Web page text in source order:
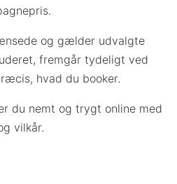
og gælder udvalgte
fremgår tydeligt ved
hvad du booker.
du nemt og trygt online med
vilkår.